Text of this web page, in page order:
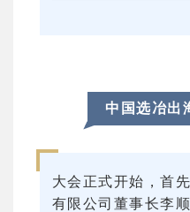
中国选冶出
大会正式开始，首
有限公司董事长李